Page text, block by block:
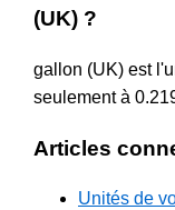
(UK) ?
gallon (UK) est
seulement à
Articles
Unités de